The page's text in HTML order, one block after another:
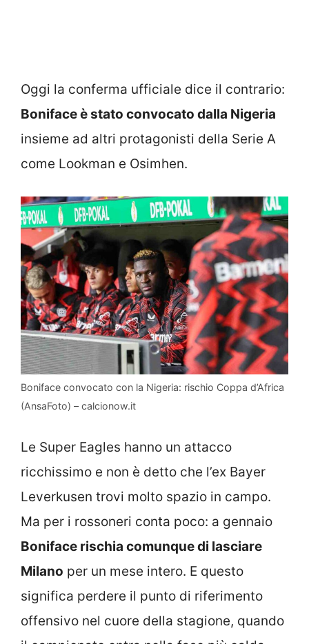
Oggi la conferma ufficiale dice il contrario:
Boniface è stato convocato dalla Nigeria
insieme ad altri protagonisti della Serie A
come Lookman e Osimhen.
Boniface convocato con la Nigeria: rischio Coppa d’Africa
(AnsaFoto) – calcionow.it
Le Super Eagles hanno un attacco
ricchissimo e non è detto che l’ex Bayer
Leverkusen trovi molto spazio in campo.
Ma per i rossoneri conta poco: a gennaio
Boniface rischia comunque di lasciare
Milano per un mese intero. E questo
significa perdere il punto di riferimento
offensivo nel cuore della stagione, quando